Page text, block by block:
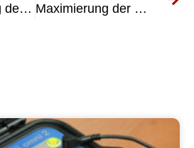
Die Bedeutung der regelmäßigen elektrischen Prüfung nach VDE für die Wartung elektrischer Anlagen Maximierung der Lebensdauer und Effizienz elektrischer Systeme durch wiederholte Tests